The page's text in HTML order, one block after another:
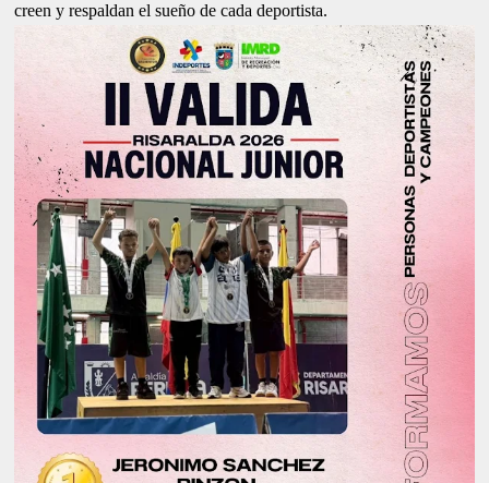
creen y respaldan el sueño de cada deportista.